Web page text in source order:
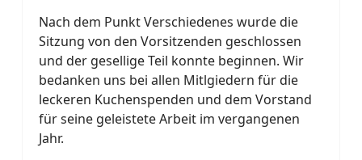
Nach dem Punkt Verschiedenes wurde die
Sitzung von den Vorsitzenden geschlossen
und der gesellige Teil konnte beginnen. Wir
bedanken uns bei allen Mitlgiedern für die
leckeren Kuchenspenden und dem Vorstand
für seine geleistete Arbeit im vergangenen
Jahr.